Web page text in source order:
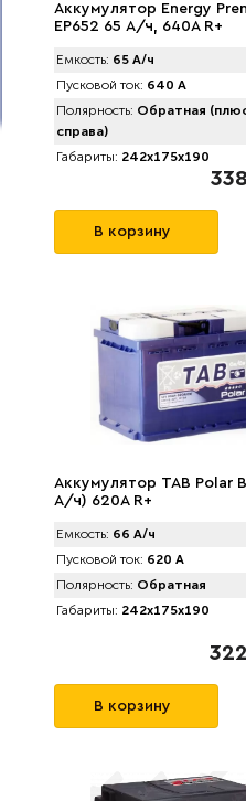
Аккумулятор Energy
EP652 65 А/ч, 640A R+
Емкость: 65 А/ч
Пусковой ток: 640 А
Полярность: Обратная
справа)
Габариты: 242x175x190
В корзину
Аккумулятор TAB Polar
А/ч) 620А R+
Емкость: 66 А/ч
Пусковой ток: 620 А
Полярность: Обратная
Габариты: 242x175x190
В корзину